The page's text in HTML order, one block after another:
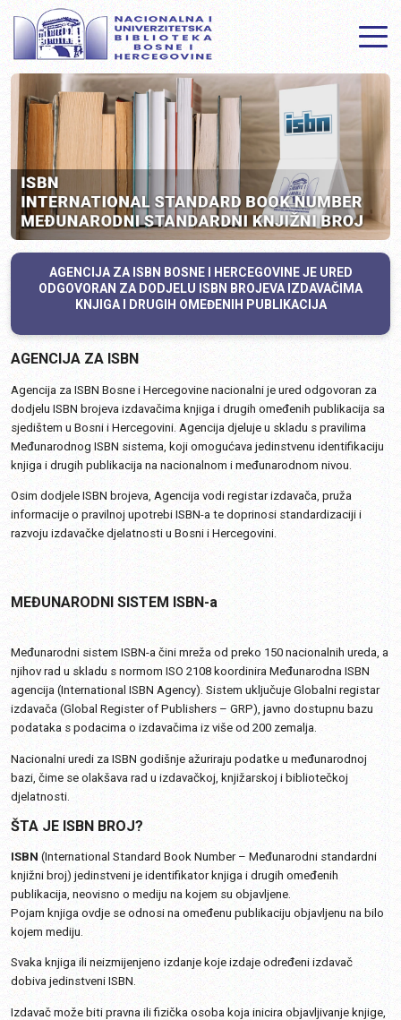
AGENCIJA ZA ISBN BOSNE I HERCEGOVINE JE URED
ODGOVORAN ZA DODJELU ISBN BROJEVA IZDAVAČIMA
KNJIGA I DRUGIH OMEĐENIH PUBLIKACIJA
AGENCIJA ZA ISBN
Agencija za ISBN Bosne i Hercegovine nacionalni je ured odgovoran za
dodjelu ISBN brojeva izdavačima knjiga i drugih omeđenih publikacija sa
sjedištem u Bosni i Hercegovini. Agencija djeluje u skladu s pravilima
Međunarodnog ISBN sistema, koji omogućava jedinstvenu identifikaciju
knjiga i drugih publikacija na nacionalnom i međunarodnom nivou.
Osim dodjele ISBN brojeva, Agencija vodi registar izdavača, pruža
informacije o pravilnoj upotrebi ISBN-a te doprinosi standardizaciji i
razvoju izdavačke djelatnosti u Bosni i Hercegovini.
MEĐUNARODNI SISTEM ISBN-a
Međunarodni sistem ISBN-a čini mreža od preko 150 nacionalnih ureda, a
njihov rad u skladu s normom ISO 2108 koordinira Međunarodna ISBN
agencija (International ISBN Agency). Sistem uključuje Globalni registar
izdavača (Global Register of Publishers – GRP), javno dostupnu bazu
podataka s podacima o izdavačima iz više od 200 zemalja.
Nacionalni uredi za ISBN godišnje ažuriraju podatke u međunarodnoj
bazi, čime se olakšava rad u izdavačkoj, knjižarskoj i bibliotečkoj
djelatnosti.
ŠTA JE ISBN BROJ?
ISBN (International Standard Book Number – Međunarodni standardni
knjižni broj) jedinstveni je identifikator knjiga i drugih omeđenih
publikacija, neovisno o mediju na kojem su objavljene.
Pojam knjiga ovdje se odnosi na omeđenu publikaciju objavljenu na bilo
kojem mediju.
Svaka knjiga ili neizmijenjeno izdanje koje izdaje određeni izdavač
dobiva jedinstveni ISBN.
Izdavač može biti pravna ili fizička osoba koja inicira objavljivanje knjige,